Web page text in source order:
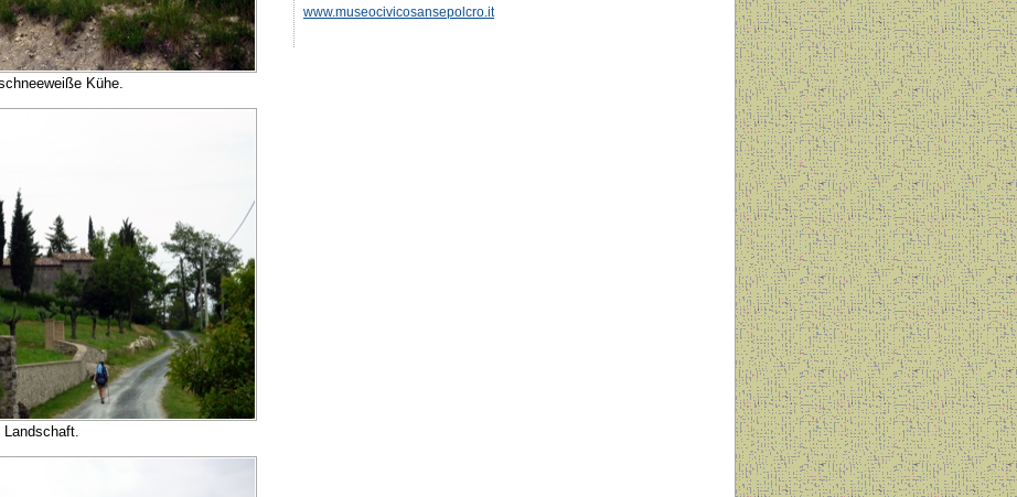
www.museocivicosansepolcro.it
Kühe.